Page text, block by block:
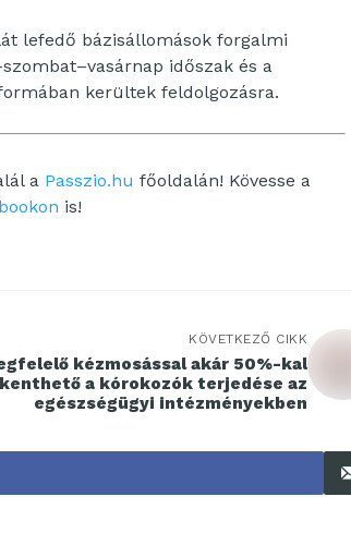
lefedő bázisállomások forgalmi
időszak és a
kerültek feldolgozásra.
a Passzio.hu főoldalán! Kövesse a
is!
KÖVETKEZŐ CIKK
kézmosással akár 50%-kal
a kórokozók terjedése az
egészségügyi intézményekben